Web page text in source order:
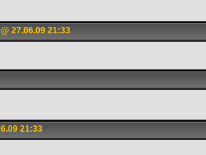
@ 27.06.09 21:33
21:33